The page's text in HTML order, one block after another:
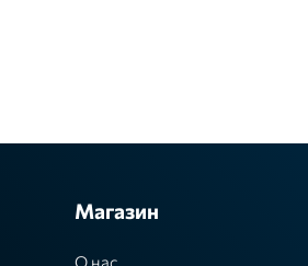
Магазин
О нас